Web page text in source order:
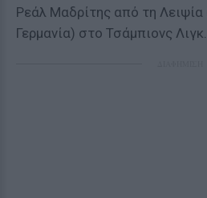
Ρεάλ Μαδρίτης από τη
Γερμανία) στο Τσάμπιονς Λιγκ.